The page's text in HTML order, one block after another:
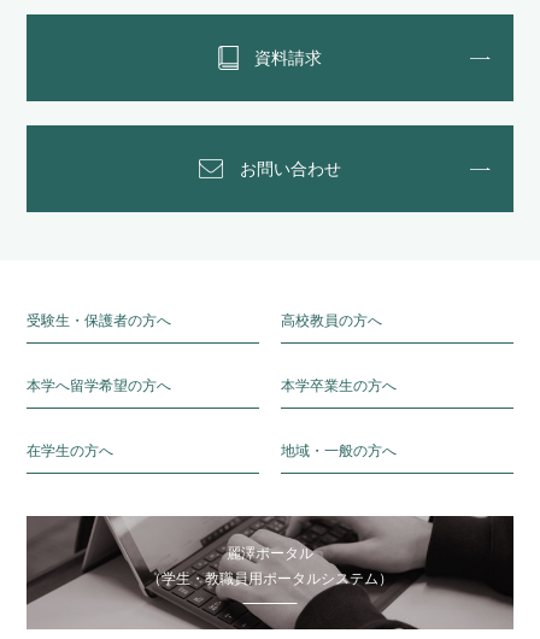
資料請求
お問い合わせ
受験生・保護者の方へ 高校教員の方へ
本学へ留学希望の方へ 本学卒業生の方へ
在学生の方へ 地域・一般の方へ
麗澤ポータル
（学生・教職員用ポータルシステム）